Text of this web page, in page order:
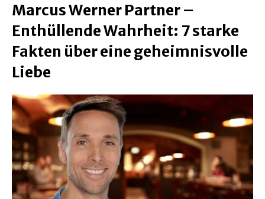
Marcus Werner Partner –
Enthüllende Wahrheit: 7 starke
Fakten über eine geheimnisvolle
Liebe